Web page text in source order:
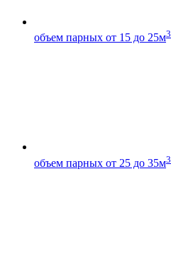
объем парных от 15 до 25м3
объем парных от 25 до 35м3